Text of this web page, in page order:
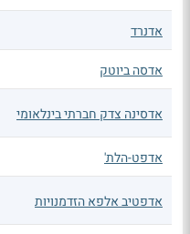
אדנרד
אדסה ביוטק
אדסינה צדק חברתי בינלאומי
אדפט-הלת'
אדפטיב אלפא הזדמנויות